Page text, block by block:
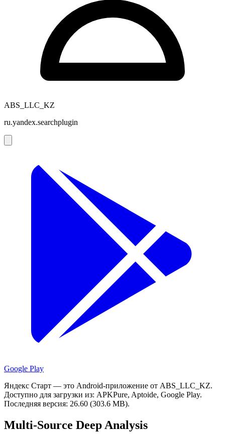
ABS_LLC_KZ
ru.yandex.searchplugin
Google Play
Яндекс Старт — это Android-приложение от ABS_LLC_KZ.
Доступно для загрузки из: APKPure, Aptoide, Google Play.
Последняя версия: 26.60 (303.6 MB).
Multi-Source Deep Analysis